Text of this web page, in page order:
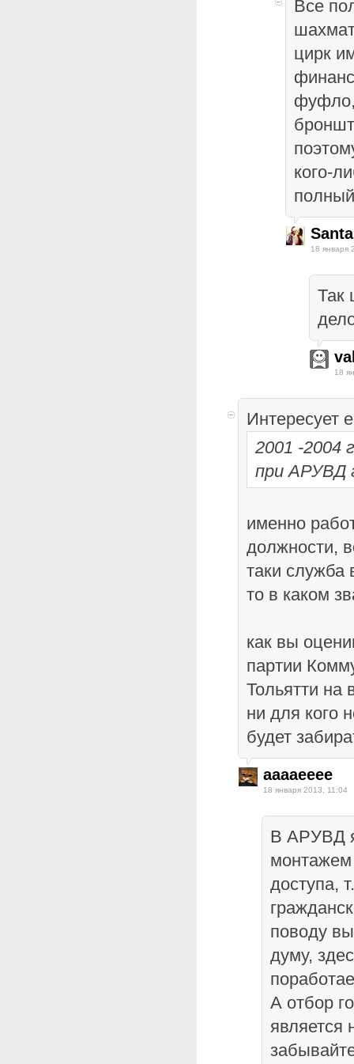
Все
цирк
кого-
Santa
18 января
Так
18
Интересует
2001 -
при АРУВД
именно
должности,
таки
то в каком
как вы
партии
Тольятти на
ни для кого
будет
aaaaeeee
18 января 2013, 11:04
В АРУВД
монтажем
доступа,
поводу
думу,
А отбор
является